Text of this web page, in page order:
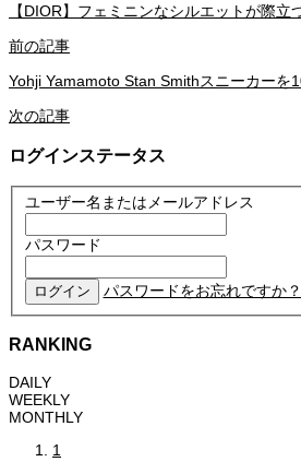
【DIOR】フェミニンなシルエットが際立
前の記事
Yohji Yamamoto Stan Smithスニーカーを
次の記事
ログインステータス
ユーザー名またはメールアドレス
パスワード
パスワードをお忘れですか？
RANKING
DAILY
WEEKLY
MONTHLY
1